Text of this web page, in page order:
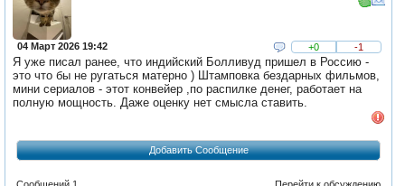
04 Март 2026 19:42 +0 -1
Я уже писал ранее, что индийский Болливуд пришел в Россию -
это что бы не ругаться матерно ) Штамповка бездарных фильмов,
мини сериалов - этот конвейер ,по распилке денег, работает на
полную мощность. Даже оценку нет смысла ставить.
Добавить Сообщение